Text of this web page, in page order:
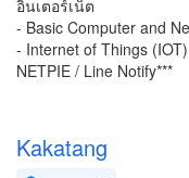
อินเตอร์เน็ต
- Basic Computer and
- Internet of Things
NETPIE / Line Notify***
Kakatang